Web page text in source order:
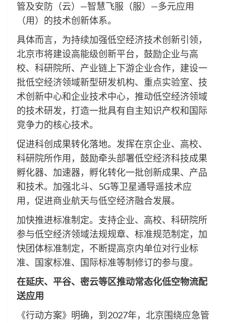
管及安防（云）—智慧飞服（服）—多元应用
（用）的技术创新体系。
具体而言，为持续加强低空经济技术创新引领，
北京市将建设高能级创新平台，鼓励企业与高
校、科研院所、产业链上下游企业合作，建设一
批低空经济领域新型研发机构、重点实验室、技
术创新中心和企业技术中心，推动低空经济领域
的技术研发，打造一批具有自主知识产权和国际
竞争力的核心技术。
促进科创成果转化落地。发挥在京企业、高校、
科研院所作用，鼓励牵头部署低空经济科技成果
孵化器、加速器，孵化转化一批创新成果、产品
和技术。加强北斗、5G等卫星通导遥技术应
用，促进商业航天与低空经济融合发展。
加快推进标准制定。支持企业、高校、科研院所
参与低空经济领域法规规章、标准规范制定，加
快团体标准制定，不断提高京内单位对行业标
准、国家标准、国际标准等制修订的参与度。
在延庆、平谷、密云等区推动常态化低空物流配
送应用
《行动方案》明确，到2027年，北京围绕应急管